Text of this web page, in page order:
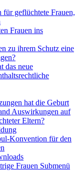
für geflüchtete Frauen,
Frauen ins
zu ihrem Schutz eine
das neue
hat die Geburt
Auswirkungen auf
Eltern?
Konvention für den
Frauen Submenü